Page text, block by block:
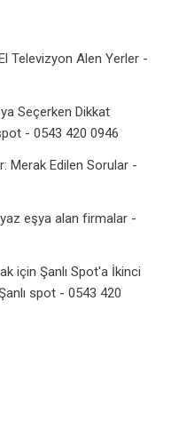
Televizyon Alen Yerler -
Seçerken Dikkat
- 0543 420 0946
Merak Edilen Sorular -
eşya alan firmalar -
için Şanlı Spot'a İkinci
Şanlı spot - 0543 420